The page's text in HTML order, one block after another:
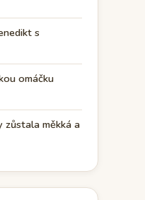
s
omáčku
zůstala měkká a